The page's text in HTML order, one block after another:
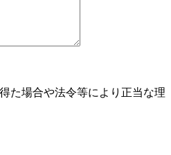
た場合や法令等により正当な理